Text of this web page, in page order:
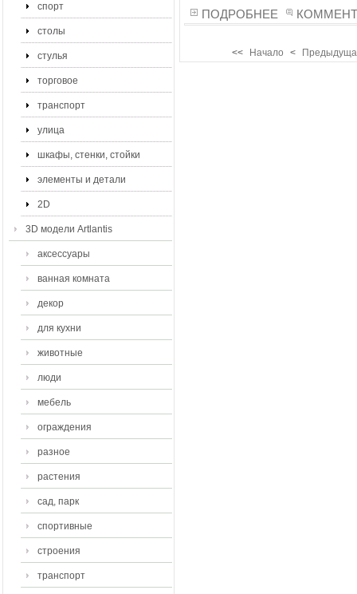
спорт
столы
стулья
торговое
транспорт
улица
шкафы, стенки, стойки
элементы и детали
2D
3D модели Artlantis
аксессуары
ванная комната
декор
для кухни
животные
люди
мебель
ограждения
разное
растения
сад, парк
спортивные
строения
транспорт
ПОДРОБНЕЕ
<< Начало <